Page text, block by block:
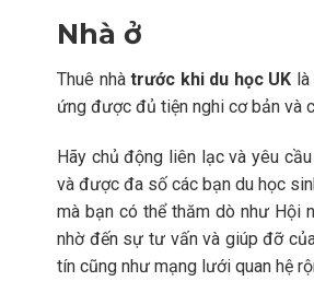
Nhà ở
Thuê nhàtrước khi du học UK
ứng được đủ tiện nghi cơ bản và
Hãy chủ động liên lạc và yêu
và được đa số các bạn du học
mà bạn có thể thăm dò như Hội
nhờ đến sự tư vấn và giúp đỡ
tín cũng như mạng lưới quan hệ